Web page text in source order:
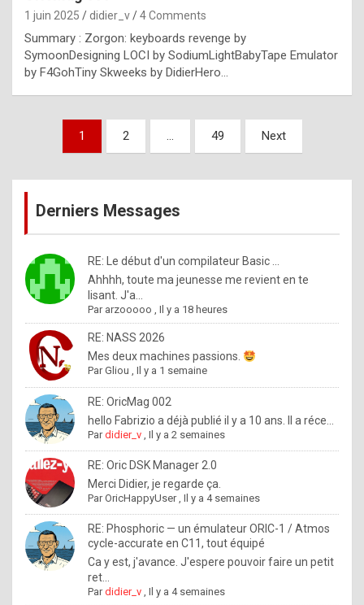
l
e
x
a
%
m
a
d
b
y
o
l
e
x
.
I
f
y
1 juin 2025 didier_v 4 Comments
Summary : Zorgon: keyboards revenge by
SymoonDesigning LOCI by SodiumLightBabyTape Emulator
by F4GohTiny Skweeks by DidierHero…
Pagination
publications
1 2 … 49 Next
Derniers Messages
RE: Le début d'un compilateur Basic ...
Ahhhh, toute ma jeunesse me revient en te
lisant. J'a...
Par arzooooo ,Il y a 18 heures
RE: NASS 2026
Mes deux machines passions.
ParGliou ,Il y a 1 semaine
RE: OricMag 002
hello Fabrizio a déjà publié il y a 10 ans. Il a réce...
Pardidier_v ,Il y a 2 semaines
RE: Oric DSK Manager 2.0
Merci Didier, je regarde ça.
ParOricHappyUser,Il y a 4 semaines
RE: Phosphoric — un émulateur ORIC-1 / Atmos
cycle-accurate en C11, tout équipé
Ca y est, j'avance. J'espere pouvoir faire un petit
ret...
Pardidier_v ,Il y a 4 semaines